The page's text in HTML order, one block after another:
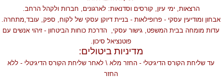
הרצאות, ימי עיון, קורסים וסדנאות: לארגונים, חברות ולקהל הרחב.
ומודיעין עסקי - פרופילאות - בניית דיוקן עסקי של לקוח, ספק, עובד,מתחרה.
מומחה בבית המשפט, גישור עסקי, הדרכת כוחות הביטחון - זיהוי אנשים עם
פוטנציאל סיכון.
מדיניות ביטולים:
עד שליחת הקורס הדיגיטלי - החזר מלא \ לאחר שליחת הקורס הדיגיטלי - ללא
החזר